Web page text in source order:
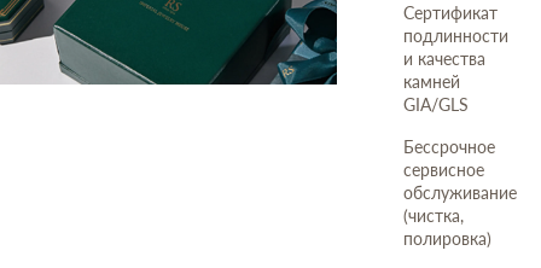
Сертификат
подлинности
и качества
камней
GIA/GLS
Бессрочное
сервисное
обслуживание
(чистка,
полировка)